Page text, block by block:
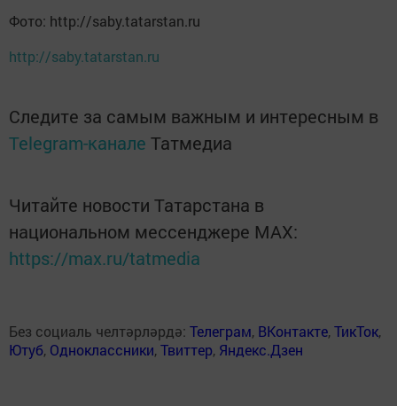
Фото: http://saby.tatarstan.ru
http://saby.tatarstan.ru
Следите за самым важным и интересным в
Telegram-канале Татмедиа
Читайте новости Татарстана в
национальном мессенджере MАХ:
https://max.ru/tatmedia
Без социаль челтәрләрдә: Телеграм, ВКонтакте,ТикТок,
Ютуб, Одноклассники,Твиттер, Яндекс.Дзен